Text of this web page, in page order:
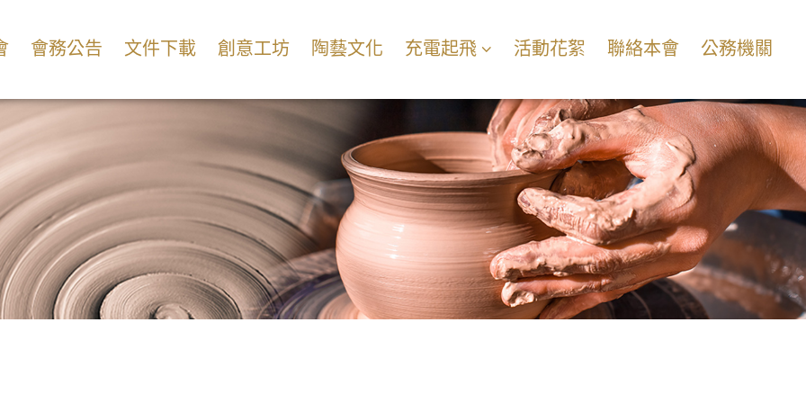
會務公告 文件下載 創意工坊 陶藝文化 充電起飛 活動花絮 聯絡本會 公務機關